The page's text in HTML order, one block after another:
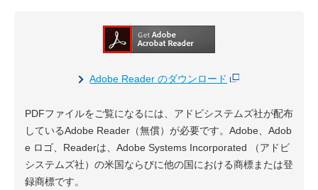
Adobe Reader のダウンロード
PDFファイルをご覧になるには、アドビシステムズ社が配布
しているAdobe Reader（無償）が必要です。Adobe、Adob
e ロゴ、Readerは、Adobe Systems Incorporated （アドビ
システムズ社）の米国ならびに他の国における商標または登
録商標です。